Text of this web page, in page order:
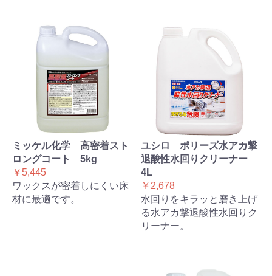
ミッケル化学 高密着スト
ロングコート 5kg
￥5,445
ワックスが密着しにくい床
材に最適です。
ユシロ ポリーズ水アカ撃
退酸性水回りクリーナー
4L
￥2,678
水回りをキラッと磨き上げ
る水アカ撃退酸性水回りク
リーナー。